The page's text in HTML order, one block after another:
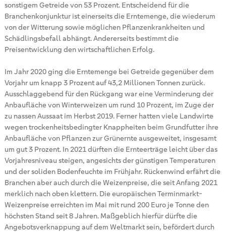
sonstigem Getreide von 53 Prozent. Entscheidend für die
Branchenkonjunktur ist einerseits die Erntemenge, die wiederum
von der Witterung sowie möglichen Pflanzenkrankheiten und
Schädlingsbefall abhängt. Andererseits bestimmt die
Preisentwicklung den wirtschaftlichen Erfolg.
Im Jahr 2020 ging die Erntemenge bei Getreide gegenüber dem
Vorjahr um knapp 3 Prozent auf 43,2 Millionen Tonnen zurück.
Ausschlaggebend für den Rückgang war eine Verminderung der
Anbaufläche von Winterweizen um rund 10 Prozent, im Zuge der
zu nassen Aussaat im Herbst 2019. Ferner hatten viele Landwirte
wegen trockenheitsbedingter Knappheiten beim Grundfutter ihre
Anbaufläche von Pflanzen zur Grünernte ausgeweitet, insgesamt
um gut 3 Prozent. In 2021 dürften die Ernteerträge leicht über das
Vorjahresniveau steigen, angesichts der günstigen Temperaturen
und der soliden Bodenfeuchte im Frühjahr. Rückenwind erfährt die
Branchen aber auch durch die Weizenpreise, die seit Anfang 2021
merklich nach oben klettern. Die europäischen Terminmarkt-
Weizenpreise erreichten im Mai mit rund 200 Euro je Tonne den
höchsten Stand seit 8 Jahren. Maßgeblich hierfür dürfte die
Angebotsverknappung auf dem Weltmarkt sein, befördert durch